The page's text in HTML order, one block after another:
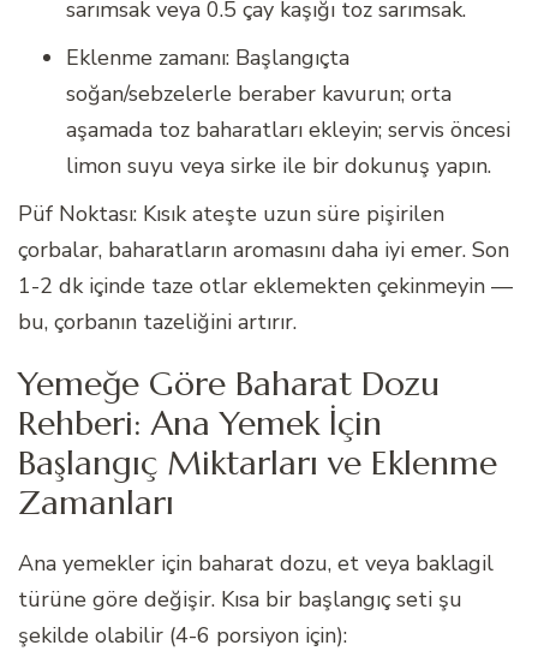
sarımsak veya 0.5 çay kaşığı toz sarımsak.
Eklenme zamanı: Başlangıçta
soğan/sebzelerle beraber kavurun; orta
aşamada toz baharatları ekleyin; servis öncesi
limon suyu veya sirke ile bir dokunuş yapın.
Püf Noktası: Kısık ateşte uzun süre pişirilen
çorbalar, baharatların aromasını daha iyi emer. Son
1-2 dk içinde taze otlar eklemekten çekinmeyin —
bu, çorbanın tazeliğini artırır.
Yemeğe Göre Baharat Dozu
Rehberi: Ana Yemek İçin
Başlangıç Miktarları ve Eklenme
Zamanları
Ana yemekler için baharat dozu, et veya baklagil
türüne göre değişir. Kısa bir başlangıç seti şu
şekilde olabilir (4-6 porsiyon için):